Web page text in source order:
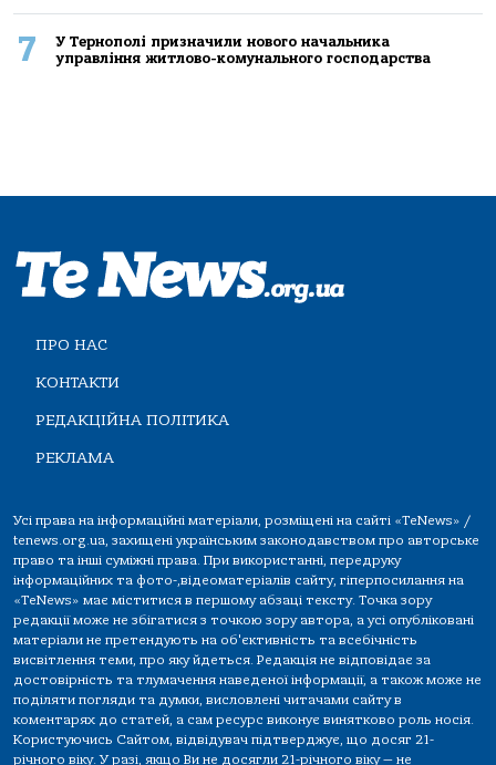
7
У Тернополі призначили нового начальника
управління житлово-комунального господарства
ПРО НАС
КОНТАКТИ
РЕДАКЦІЙНА ПОЛІТИКА
РЕКЛАМА
Усі права на інформаційні матеріали, розміщені на сайті «TeNews» /
tenews.org.ua, захищені українським законодавством про авторське
право та інші суміжні права. При використанні, передруку
інформаційних та фото-,відеоматеріалів сайту, гіперпосилання на
«TeNews» має міститися в першому абзаці тексту. Точка зору
редакції може не збігатися з точкою зору автора, а усі опубліковані
матеріали не претендують на об'єктивність та всебічність
висвітлення теми, про яку йдеться. Редакція не відповідає за
достовірність та тлумачення наведеної інформації, а також може не
поділяти погляди та думки, висловлені читачами сайту в
коментарях до статей, а сам ресурс виконує винятково роль носія.
Користуючись Сайтом, відвідувач підтверджує, що досяг 21-
річного віку. У разі, якщо Ви не досягли 21-річного віку — не